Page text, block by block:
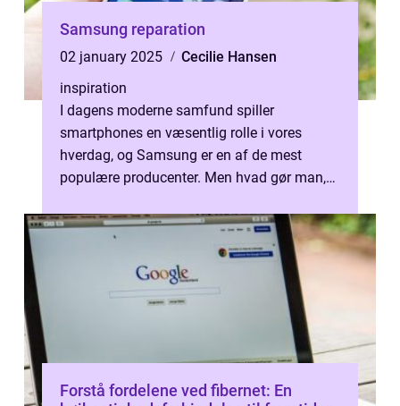
Samsung reparation
02 january 2025
Cecilie Hansen
inspiration
I dagens moderne samfund spiller
smartphones en væsentlig rolle i vores
hverdag, og Samsung er en af de mest
populære producenter. Men hvad gør man,
Forstå fordelene ved fibernet: En